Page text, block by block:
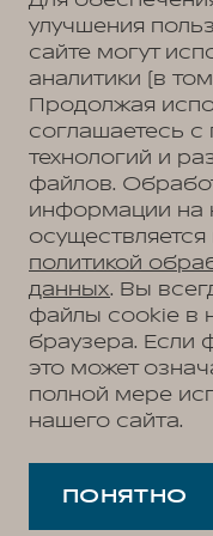
Согласие на
МЭЙДЖОР
Москва, Новорижское
+7 (495) 225-47-60
МЭЙДЖОР
Москва, Ленинградское
+7 (495) 225-47-59
МЭЙДЖОР
Москва, МКАД, 47 км
+7 (495) 225-47-61
АВТОМОБИЛИ В
МОДЕЛЬНЫЙ РЯД
WEY 05
WEY 80 Премиум
WEY 07
ВЛАДЕЛЬЦАМ
Сервис
Запись на сервис
О ДИЛЕРЕ
улучшения
сайте могут
аналитики (в
Продолжая
соглашаетесь
технологий и
файлов.
информации на
политикой
данных. Вы
файлы cookie в
браузера. Если
это может
полной мере
нашего сайта.
ПОНЯТНО